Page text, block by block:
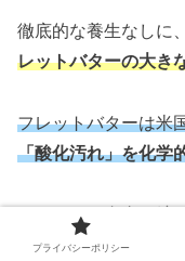
徹底的な養生なしに、
レットバターの大き
フレットバターは米
「酸化汚れ」を化学
フレットの寿命を縮
す。
プライバシーポリシー